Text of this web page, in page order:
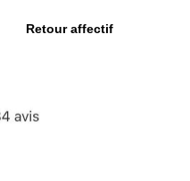
Retour affectif